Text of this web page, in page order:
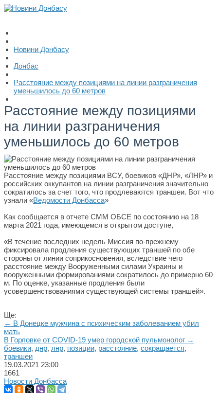
Новини Донбасу
Донбас
Расстояние между позициями на линии разграничения
уменьшилось до 60 метров
Расстояние между позициями
на линии разграничения
уменьшилось до 60 метров
Расстояние между позициями ВСУ, боевиков «ДНР», «ЛНР» и
российских оккупантов на линии разграничения значительно
сократилось за счет того, что продлеваются траншеи. Вот что
узнали «Ведомости Донбасса»
Как сообщается в отчете СММ ОБСЕ по состоянию на 18
марта 2021 года, имеющемся в открытом доступе,
«В течение последних недель Миссия по-прежнему
фиксировала продления существующих траншей по обе
стороны от линии соприкосновения, вследствие чего
расстояние между Вооруженными силами Украины и
вооруженными формированиями сократилось до примерно 60
м. По оценке, указанные продления были
усовершенствованиями существующей системы траншей».
Ще:
← В Донецке мужчина с психическим заболеванием убил
мать
В Горловке от COVID-19 умер городской пульмонолог →
боевики, днр, лнр, позиции, расстояние, сокращается,
траншеи
19.03.2021 23:00
1661
Новости Донбасса